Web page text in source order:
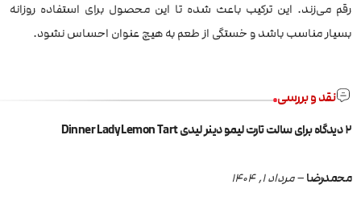
رقم می‌زند. این ترکیب باعث شده تا این محصول برای استفاده روزانه
بسیار مناسب باشد و خستگی از طعم به هیچ عنوان احساس نشود.
نقد و بررسی
2 دیدگاه برای سالت تارت لیمو دینر لیدی Dinner Lady Lemon Tart
محمدرضا–مرداد 1, 1404